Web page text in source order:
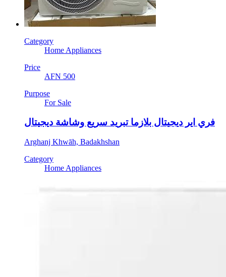
Category
Home Appliances
Price
AFN 500
Purpose
For Sale
فري اير ديجيتال بلازما تبريد سريع وشاشة ديجيتال
Arghanj Khwāh, Badakhshan
Category
Home Appliances